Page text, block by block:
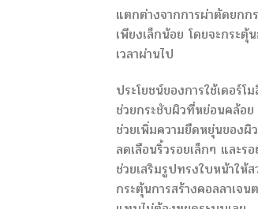
แตกต่างจากการผ่าตัดยก
เพียงเล็กน้อย โดยจะกระตุ้
เวลาผ่านไป
ประโยชน์ของการใช้เดอร์โ
ช่วยกระชับผิวที่หย่อนคล้อย
ช่วยเพิ่มความยืดหยุ่นของผิว
ลดเลือนริ้วรอยเล็กๆ และร
ช่วยเสริมรูปทรงใบหน้าให้
กระตุ้นการสร้างคอลลาเจน